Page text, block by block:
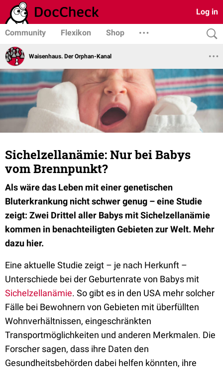
Log in
Community Flexikon Shop
Waisenhaus. Der Orphan-Kanal
Sichelzellanämie: Nur bei Babys
vom Brennpunkt?
Als wäre das Leben mit einer genetischen
Bluterkrankung nicht schwer genug – eine Studie
zeigt: Zwei Drittel aller Babys mit Sichelzellanämie
kommen in benachteiligten Gebieten zur Welt. Mehr
dazu hier.
Eine aktuelle Studie zeigt – je nach Herkunft –
Unterschiede bei der Geburtenrate von Babys mit
Sichelzellanämie. So gibt es in den USA mehr solcher
Fälle bei Bewohnern von Gebieten mit überfüllten
Wohnverhältnissen, eingeschränkten
Transportmöglichkeiten und anderen Merkmalen. Die
Forscher sagen, dass ihre Daten den
Gesundheitsbehörden dabei helfen könnten, ihre